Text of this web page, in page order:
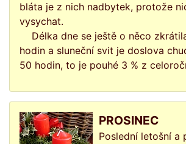
bláta je z nich nadbytek, protože
vysychat.
Délka dne se ještě o něco
hodin a sluneční svit je doslova
50 hodin, to je pouhé 3 % z
PROSINEC
Poslední letošní a